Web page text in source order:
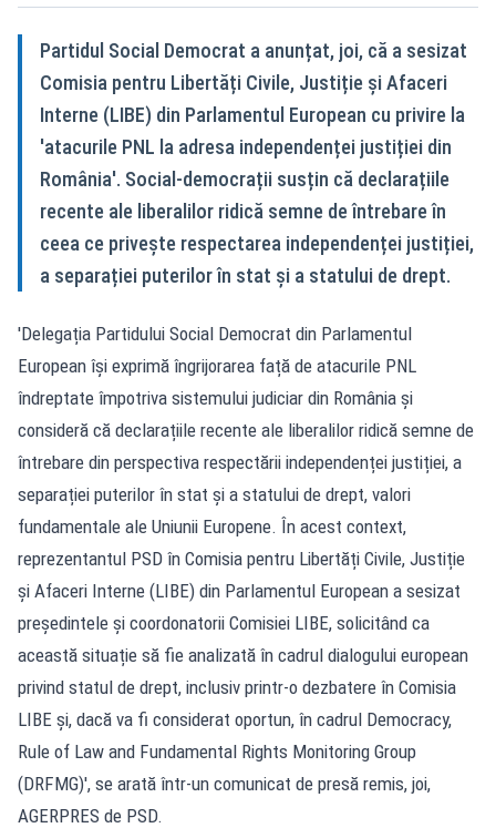
Partidul Social Democrat a anunțat, joi, că a sesizat
Comisia pentru Libertăți Civile, Justiție și Afaceri
Interne (LIBE) din Parlamentul European cu privire la
'atacurile PNL la adresa independenței justiției din
România'. Social-democrații susțin că declarațiile
recente ale liberalilor ridică semne de întrebare în
ceea ce privește respectarea independenței justiției,
a separației puterilor în stat și a statului de drept.
'Delegația Partidului Social Democrat din Parlamentul
European își exprimă îngrijorarea față de atacurile PNL
îndreptate împotriva sistemului judiciar din România și
consideră că declarațiile recente ale liberalilor ridică semne de
întrebare din perspectiva respectării independenței justiției, a
separației puterilor în stat și a statului de drept, valori
fundamentale ale Uniunii Europene. În acest context,
reprezentantul PSD în Comisia pentru Libertăți Civile, Justiție
și Afaceri Interne (LIBE) din Parlamentul European a sesizat
președintele și coordonatorii Comisiei LIBE, solicitând ca
această situație să fie analizată în cadrul dialogului european
privind statul de drept, inclusiv printr-o dezbatere în Comisia
LIBE și, dacă va fi considerat oportun, în cadrul Democracy,
Rule of Law and Fundamental Rights Monitoring Group
(DRFMG)', se arată într-un comunicat de presă remis, joi,
AGERPRES de PSD.